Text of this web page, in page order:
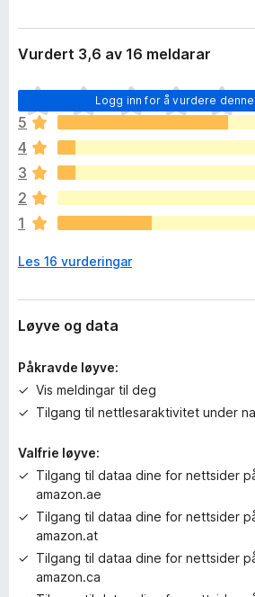
Vurdert 3,6 av 16 meldarar
Logg inn for å vurdere
I
n
g
e
n
v
u
r
e
i
n
a
e
n
o
5
4
3
2
1
Les 16 vurderingar
Løyve og data
Påkravde løyve:
Vis meldingar til deg
Tilgang til nettlesaraktivitet under
Valfrie løyve:
Tilgang til dataa dine for nettsider
amazon.ae
Tilgang til dataa dine for nettsider
amazon.at
Tilgang til dataa dine for nettsider
amazon.ca